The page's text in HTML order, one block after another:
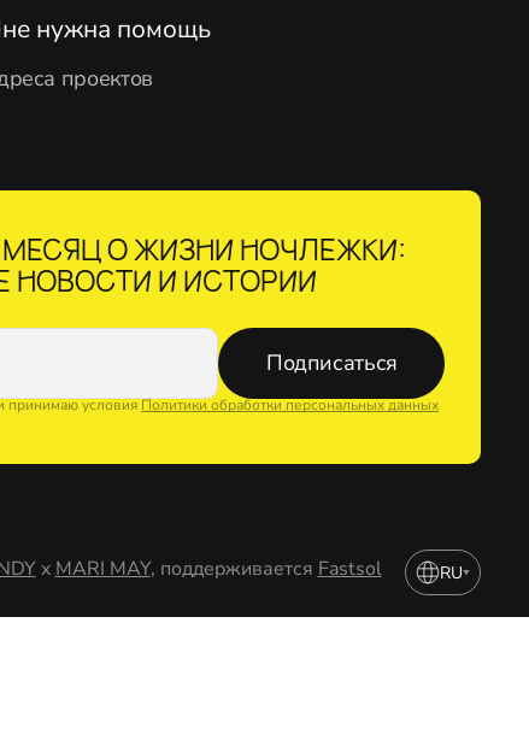
нужна помощь
проектов
О ЖИЗНИ НОЧЛЕЖКИ:
НОВОСТИ И ИСТОРИИ
Подписаться
принимаю условияПолитики обработки персональных данных
x MARI MAY, поддерживается Fastsol RU